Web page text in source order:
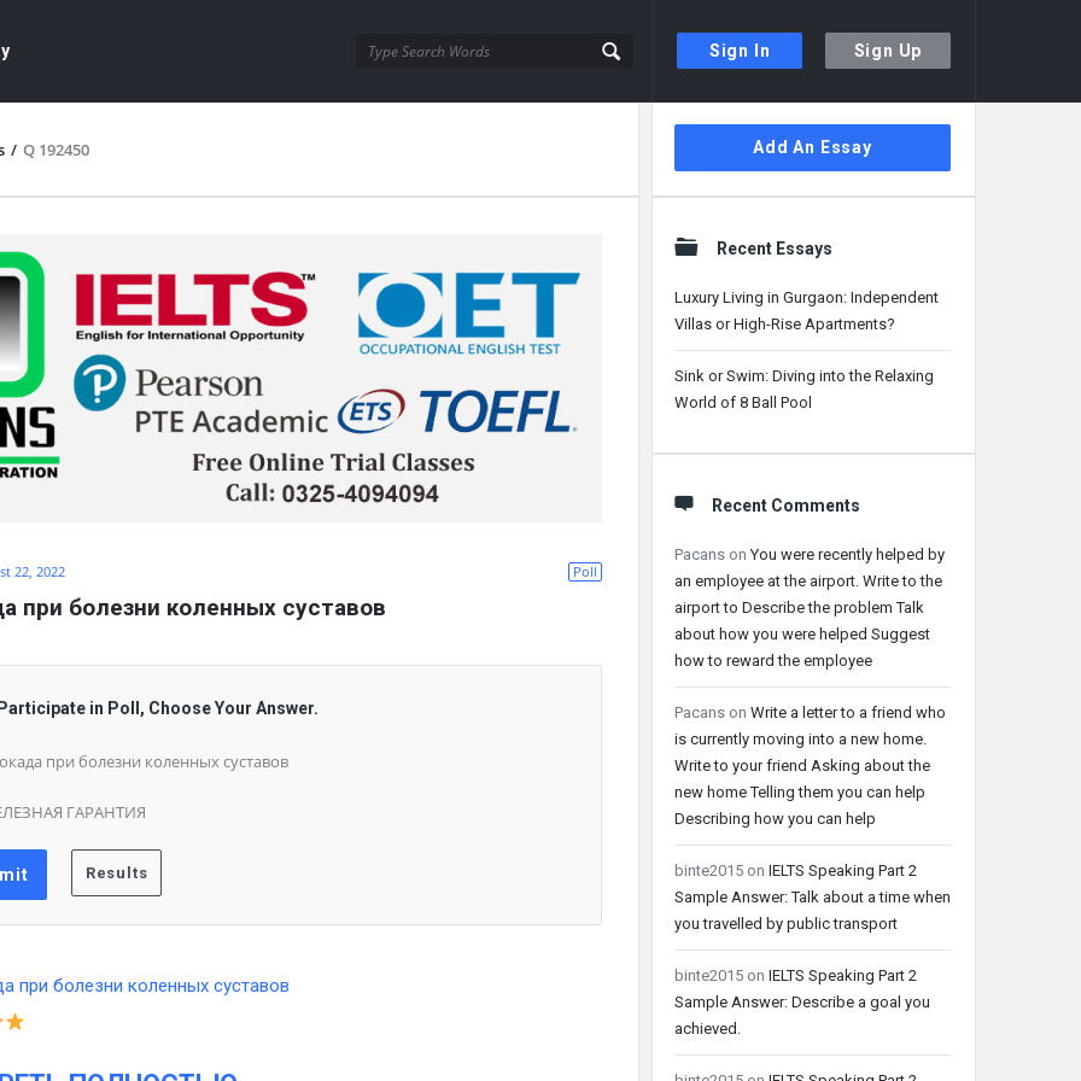
Sign In Sign Up
/ Q 192450
Poll
22, 2022
при болезни коленных суставов
in Poll, Choose Your Answer.
при болезни коленных суставов
ГАРАНТИЯ
Sidebar
Add An Essay
Recent Essays
Luxury Living in Gurgaon: Independent
Villas or High-Rise Apartments?
Sink or Swim: Diving into the Relaxing
World of 8 Ball Pool
Recent Comments
Pacans onYou were recently helped by
an employee at the airport. Write to the
airport to Describe the problem Talk
about how you were helped Suggest
how to reward the employee
Pacans on Write a letter to a friend who
is currently moving into a new home.
Write to your friend Asking about the
new home Telling them you can help
Describing how you can help
binte2015 on IELTS Speaking Part 2
Sample Answer: Talk about a time when
you travelled by public transport
binte2015 on IELTS Speaking Part 2
Sample Answer: Describe a goal you
achieved.